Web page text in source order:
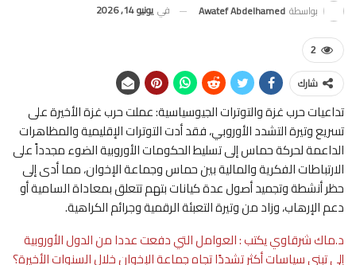
بواسطة Awatef Abdelhamed في يونيو 14, 2026
2
شارك
تداعيات حرب غزة والتوترات الجيوسياسية: عملت حرب غزة الأخيرة على
تسريع وتيرة التشدد الأوروبي، فقد أدت التوترات الإقليمية والمظاهرات
الداعمة لحركة حماس إلى تسليط الحكومات الأوروبية الضوء مجدداً على
الارتباطات الفكرية والمالية بين حماس وجماعة الإخوان، مما أدى إلى
حظر أنشطة وتجميد أصول عدة كيانات بتهم تتعلق بمعاداة السامية أو
دعم الإرهاب، وزاد من وتيرة التعبئة الرقمية وجرائم الكراهية.
د.ماك شرقاوي يكتب : العوامل التي دفعت عددا من الدول الأوروبية
إلى تبني سياسات أكثر تشددًا تجاه جماعة الإخوان خلال السنوات الأخيرة؟